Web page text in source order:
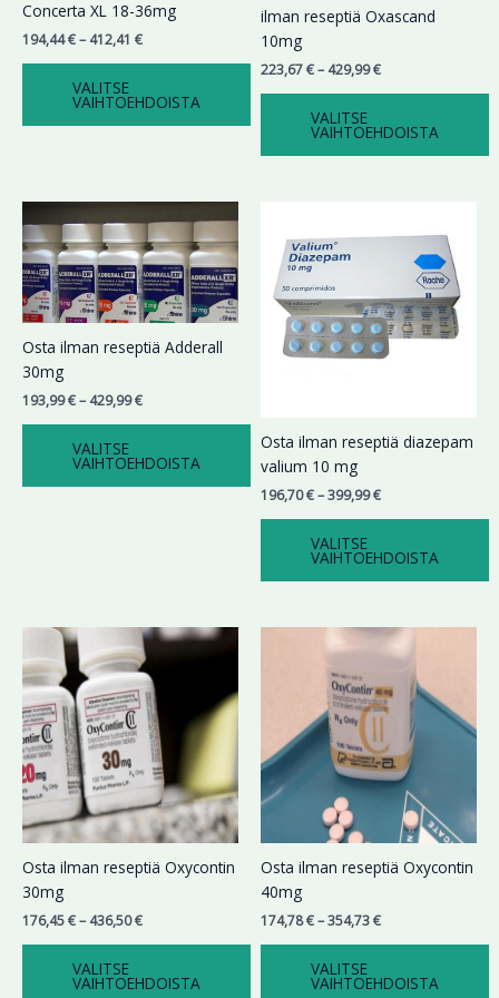
Concerta XL 18-36mg
194,44€– 412,41 €
VALITSE
VAIHTOEHDOISTA
Voit
tehdä
valinnat
tuotteen
ilman reseptiä Oxascand
10mg
223,67€– 429,99€
VALITSE
VAIHTOEHDOISTA
tehdä
valinnat
tuotteen
Osta ilman reseptiä Adderall
30mg
193,99€– 429,99€
193,99 €
-
429,99 €
VALITSE
VAIHTOEHDOISTA
tuotteella
on
useampi
muunnelma.
tehdä
valinnat
tuotteen
Osta ilman reseptiä diazepam
valium 10 mg
196,70€–399,99€
399,99 €
VALITSE
VAIHTOEHDOISTA
tuotteella
useampi
muunnelma.
Voit
tehdä
sivulla.
Osta ilman reseptiä Oxycontin
30mg
176,45€– 436,50€
Hintaluokka:
176,45 €
-
436,50 €
VALITSE
VAIHTOEHDOISTA
Tällä
tuotteella
on
useampi
muunnelma.
Voit
tehdä
valinnat
tuotteen
sivulla.
Osta ilman reseptiä Oxycontin
40mg
174,78€–354,73€
Hintaluokka:
174,78 €
354,73 €
VALITSE
VAIHTOEHDOISTA
useampi
muunnelma.
Voit
tehdä
valinnat
sivulla.